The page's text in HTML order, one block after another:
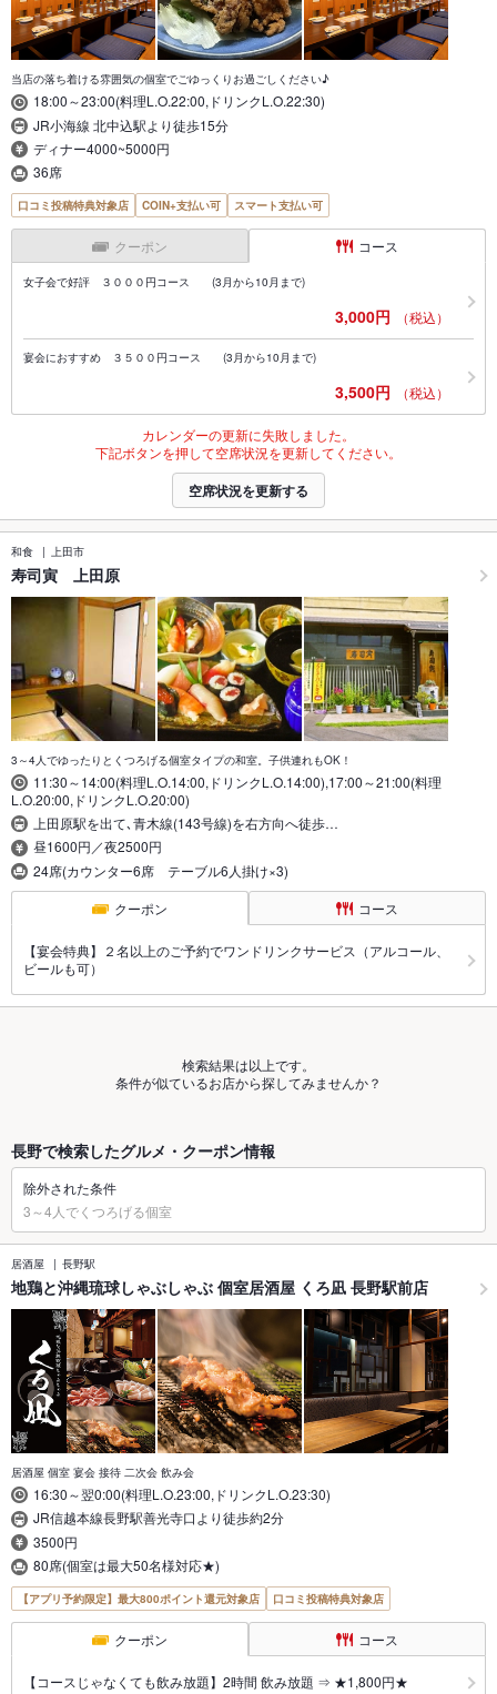
当店の落ち着ける雰囲気の個室でごゆっくりお過ごしください♪
18:00～23:00(料理L.O.22:00,ドリンクL.O.22:30)
JR小海線 北中込駅より徒歩15分
ディナー4000~5000円
36席
口コミ投稿特典対象店 COIN+支払い可 スマート支払い可
クーポン コース
女子会で好評 ３０００円コース (3月から10月まで)
3,000円 （税込）
宴会におすすめ ３５００円コース (3月から10月まで)
3,500円 （税込）
カレンダーの更新に失敗しました。
下記ボタンを押して空席状況を更新してください。
空席状況を更新する
和食 上田市
寿司寅 上田原
3～4人でゆったりとくつろげる個室タイプの和室。子供連れもOK！
11:30～14:00(料理L.O.14:00,ドリンクL.O.14:00),17:00～21:00(料理
L.O.20:00,ドリンクL.O.20:00)
上田原駅を出て､青木線(143号線)を右方向へ徒歩…
昼1600円／夜2500円
24席(カウンター6席 テーブル6人掛け×3)
クーポン コース
【宴会特典】２名以上のご予約でワンドリンクサービス（アルコール、
ビールも可）
検索結果は以上です。
条件が似ているお店から探してみませんか？
長野で検索したグルメ・クーポン情報
除外された条件
3～4人でくつろげる個室
居酒屋 長野駅
地鶏と沖縄琉球しゃぶしゃぶ 個室居酒屋 くろ凪 長野駅前店
居酒屋 個室 宴会 接待 二次会 飲み会
16:30～翌0:00(料理L.O.23:00,ドリンクL.O.23:30)
JR信越本線長野駅善光寺口より徒歩約2分
3500円
80席(個室は最大50名様対応★)
【アプリ予約限定】最大800ポイント還元対象店 口コミ投稿特典対象店
クーポン コース
【コースじゃなくても飲み放題】2時間 飲み放題 ⇒ ★1,800円★